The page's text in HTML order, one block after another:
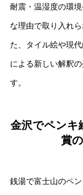
耐震・温湿度の環
な理由で取り入れ
た、タイル絵や現
による新しい解釈
す。
金沢でペン
賞
銭湯で富士山のペ